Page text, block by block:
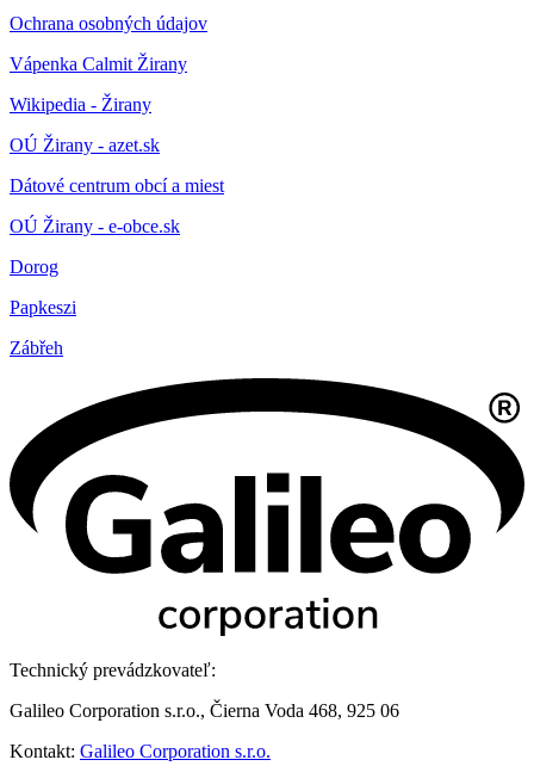
Ochrana osobných údajov
Vápenka Calmit Žirany
Wikipedia - Žirany
OÚ Žirany - azet.sk
Dátové centrum obcí a miest
OÚ Žirany - e-obce.sk
Dorog
Papkeszi
Zábřeh
Technický prevádzkovateľ:
Galileo Corporation s.r.o., Čierna Voda 468, 925 06
Kontakt: Galileo Corporation s.r.o.